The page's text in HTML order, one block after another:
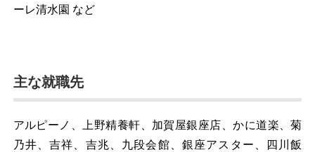
ーレ清水園 など
主な就職先
アルピーノ、上野精養軒、加賀屋銀座店、かに道楽、菊
乃井、吉祥、吉兆、九段会館、銀座アスター、四川飯